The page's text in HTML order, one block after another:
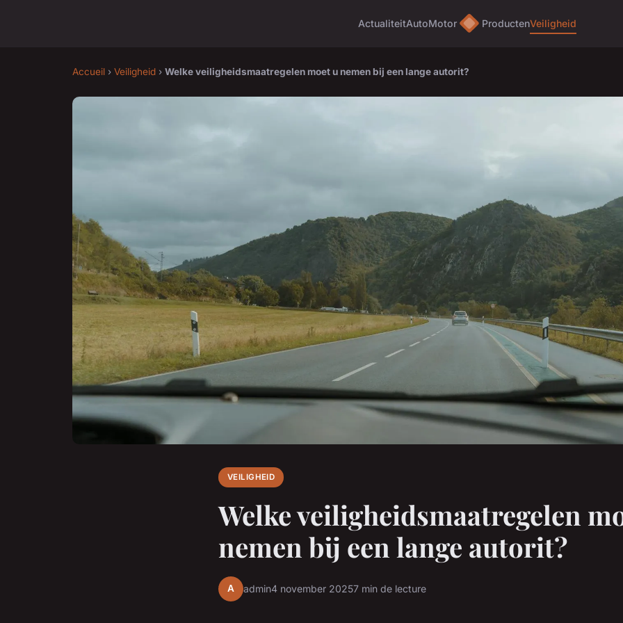
ActualiteitAutoMotor ProductenVeiligheid
Accueil › Veiligheid › Welke veiligheidsmaatregelen moet u nemen bij een lange autorit?
VEILIGHEID
Welke veiligheidsmaatregelen
nemen bij een lange autorit?
A admin4 november 20257 min de lecture